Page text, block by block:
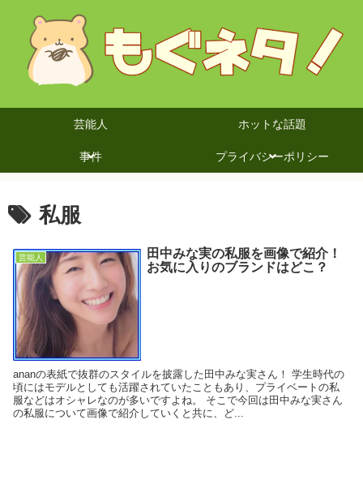
芸能人 ホットな話題
事件 プライバシーポリシー
私服
芸能人
田中みな実の私服を画像で紹介！
お気に入りのブランドはどこ？
ananの表紙で抜群のスタイルを披露した田中みな実さん！ 学生時代の
頃にはモデルとしても活躍されていたこともあり、プライベートの私
服などはオシャレなのが多いですよね。 そこで今回は田中みな実さん
の私服について画像で紹介していくと共に、ど...